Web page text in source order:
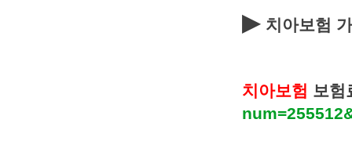
▶ 치아보험
치아보험 보험